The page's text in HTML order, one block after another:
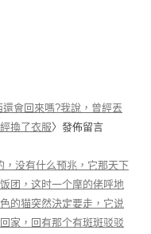
會回來嗎?我說，曾經丟
換了衣服〉發佈留言
，没有什么预兆，它那天下
团，这时一个摩的佬呼地
的猫突然決定要走，它说
家，回有那个有斑斑驳驳